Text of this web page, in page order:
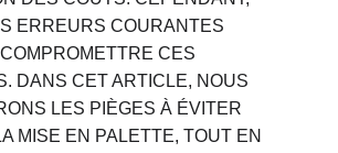
ERREURS COURANTES
CES
DANS CET ARTICLE, NOUS
LES PIÈGES À ÉVITER
MISE EN PALETTE, TOUT EN